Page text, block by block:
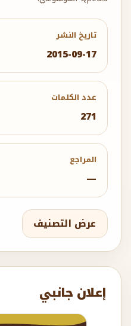
تاريخ النشر
2015-09-17
عدد الكلمات
271
المراجع
—
عرض التصنيف
إعلان جانبي